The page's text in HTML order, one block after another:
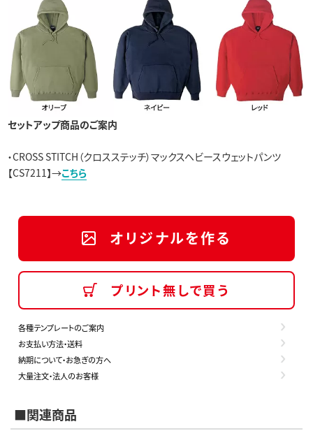
セットアップ商品のご案内
・CROSS STITCH（クロスステッチ）マックスヘビースウェットパンツ
【CS7211】→こちら
オリジナルを作る
プリント無しで買う
各種テンプレートのご案内
お支払い方法・送料
納期について・お急ぎの方へ
大量注文・法人のお客様
■関連商品